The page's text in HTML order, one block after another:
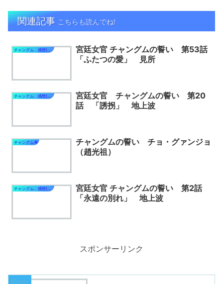
関連記事 こちらも読んでね!
チャングム 感想(医女編)
宮廷女官 チャングムの誓い 第53話
「ふたつの愛」 見所
チャングム 感想(宮女編)
宮廷女官 チャングムの誓い 第20
話 「誘拐」 地上波
チャングム考
チャングムの誓い チョ・グァンジョ
（趙光祖）
チャングム 感想(宮女編)
宮廷女官 チャングムの誓い 第2話
「永遠の別れ」 地上波
スポンサーリンク